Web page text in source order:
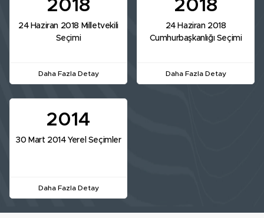
2018
24 Haziran 2018 Milletvekili
Seçimi
Daha Fazla Detay
2018
24 Haziran 2018
Cumhurbaşkanlığı Seçimi
Daha Fazla Detay
2014
30 Mart 2014 Yerel Seçimler
Daha Fazla Detay